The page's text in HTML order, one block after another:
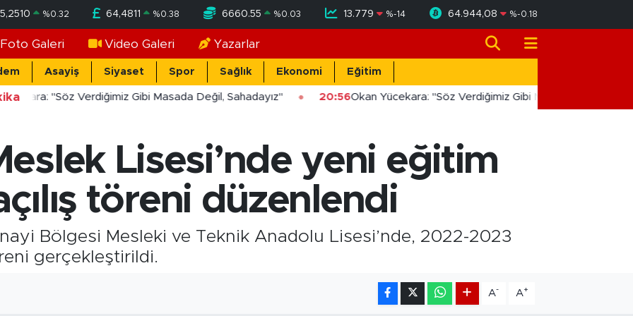
%0.32 64,4811 %0.38 6660.55 %0.03 13.779 %-14 64.944,08 %-0.18
Foto Galeri Video Galeri Yazarlar
Asayiş Siyaset Spor Sağlık Ekonomi Eğitim
"Söz Verdiğimiz Gibi Masada Değil, Sahadayız" 20:56Okan Yücekara: "Söz Verdiğimiz Gibi Masada Değil,
Lisesi’nde yeni eğitim
töreni düzenlendi
Bölgesi Mesleki ve Teknik Anadolu Lisesi’nde, 2022-2023
gerçekleştirildi.
A- A+